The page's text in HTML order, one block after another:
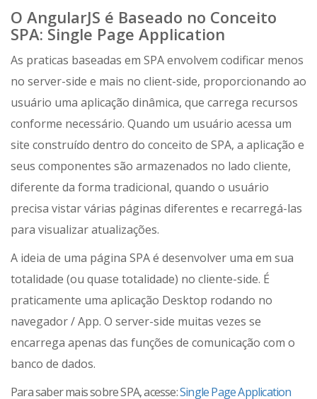
O AngularJS é Baseado no Conceito
SPA: Single Page Application
As praticas baseadas em SPA envolvem codificar menos
no server-side e mais no client-side, proporcionando ao
usuário uma aplicação dinâmica, que carrega recursos
conforme necessário. Quando um usuário acessa um
site construído dentro do conceito de SPA, a aplicação e
seus componentes são armazenados no lado cliente,
diferente da forma tradicional, quando o usuário
precisa vistar várias páginas diferentes e recarregá-las
para visualizar atualizações.
A ideia de uma página SPA é desenvolver uma em sua
totalidade (ou quase totalidade) no cliente-side. É
praticamente uma aplicação Desktop rodando no
navegador / App. O server-side muitas vezes se
encarrega apenas das funções de comunicação com o
banco de dados.
Para saber mais sobre SPA, acesse:Single Page Application